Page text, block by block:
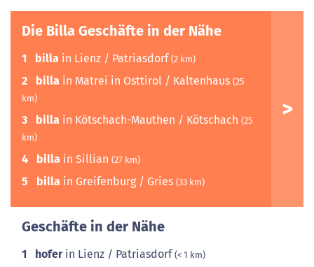
Die Billa Geschäfte in der Nähe
1 billa in Lienz / Patriasdorf (2 km)
2 billa in Matrei in Osttirol / Kaltenhaus (25
km)
3 billa in Kötschach-Mauthen / Kötschach (25
km)
4 billa in Sillian (27 km)
5 billa in Greifenburg / Gries (33 km)
Geschäfte in der Nähe
1 hoferin Lienz / Patriasdorf(< 1 km)